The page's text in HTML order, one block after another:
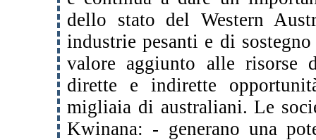
dello stato del Western
industrie pesanti e di
valore aggiunto alle risorse
dirette e indirette
migliaia di australiani. Le
Kwinana: - generano una